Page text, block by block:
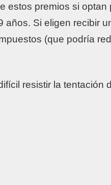
estos premios si optan
Si eligen recibir
(que podría
resistir la tentación